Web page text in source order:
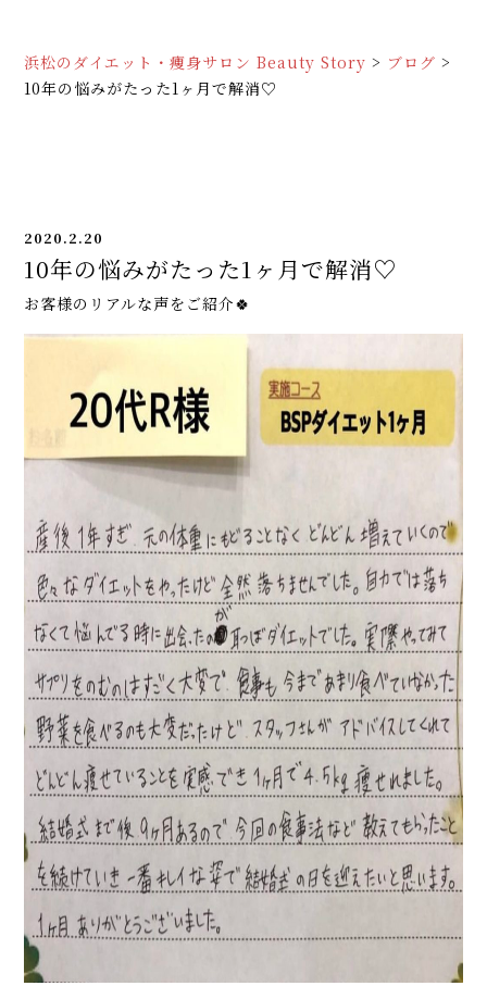
浜松のダイエット・痩身サロン Beauty Story > ブログ >
10年の悩みがたった1ヶ月で解消♡
2020.2.20
10年の悩みがたった1ヶ月で解消♡
お客様のリアルな声をご紹介🍀